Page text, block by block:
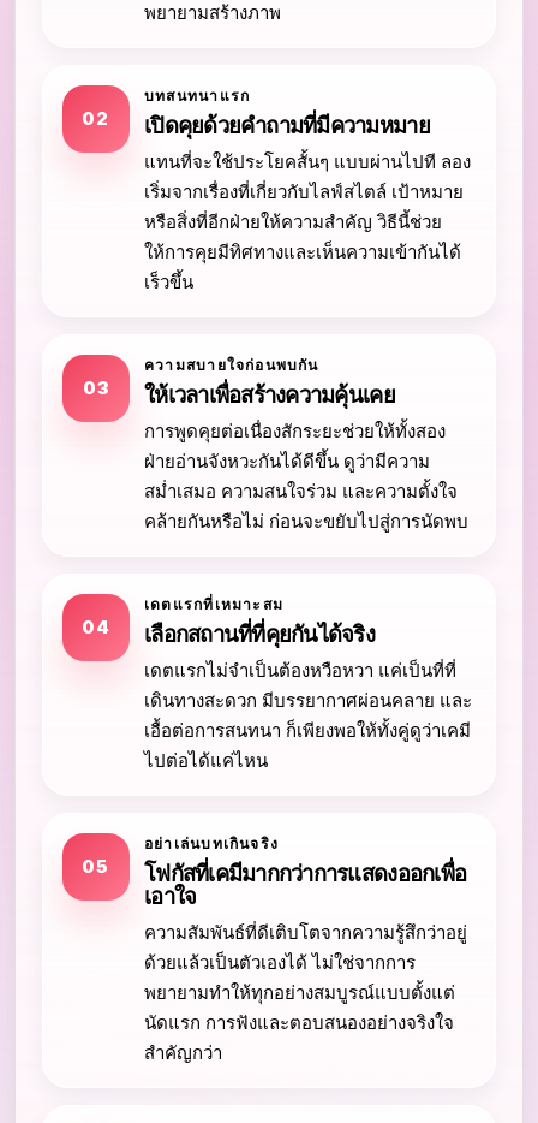
พยายามสร้างภาพ
02
บทสนทนาแรก
เปิดคุยด้วยคำถามที่มีความหมาย
แทนที่จะใช้ประโยคสั้นๆ แบบผ่านไปที ลอง
เริ่มจากเรื่องที่เกี่ยวกับไลฟ์สไตล์ เป้าหมาย
หรือสิ่งที่อีกฝ่ายให้ความสำคัญ วิธีนี้ช่วย
ให้การคุยมีทิศทางและเห็นความเข้ากันได้
เร็วขึ้น
03
ความสบายใจก่อนพบกัน
ให้เวลาเพื่อสร้างความคุ้นเคย
การพูดคุยต่อเนื่องสักระยะช่วยให้ทั้งสอง
ฝ่ายอ่านจังหวะกันได้ดีขึ้น ดูว่ามีความ
สม่ำเสมอ ความสนใจร่วม และความตั้งใจ
คล้ายกันหรือไม่ ก่อนจะขยับไปสู่การนัดพบ
04
เดตแรกที่เหมาะสม
เลือกสถานที่ที่คุยกันได้จริง
เดตแรกไม่จำเป็นต้องหวือหวา แค่เป็นที่ที่
เดินทางสะดวก มีบรรยากาศผ่อนคลาย และ
เอื้อต่อการสนทนา ก็เพียงพอให้ทั้งคู่ดูว่าเคมี
ไปต่อได้แค่ไหน
05
อย่าเล่นบทเกินจริง
โฟกัสที่เคมีมากกว่าการแสดงออกเพื่อ
เอาใจ
ความสัมพันธ์ที่ดีเติบโตจากความรู้สึกว่าอยู่
ด้วยแล้วเป็นตัวเองได้ ไม่ใช่จากการ
พยายามทำให้ทุกอย่างสมบูรณ์แบบตั้งแต่
นัดแรก การฟังและตอบสนองอย่างจริงใจ
สำคัญกว่า